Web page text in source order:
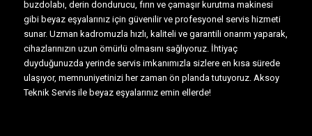
buzdolabı, derin dondurucu, fırın ve çamaşır kurutma makinesi
gibi beyaz eşyalarınız için güvenilir ve profesyonel servis hizmeti
sunar. Uzman kadromuzla hızlı, kaliteli ve garantili onarım yaparak,
cihazlarınızın uzun ömürlü olmasını sağlıyoruz. İhtiyaç
duyduğunuzda yerinde servis imkanımızla sizlere en kısa sürede
ulaşıyor, memnuniyetinizi her zaman ön planda tutuyoruz. Aksoy
Teknik Servis ile beyaz eşyalarınız emin ellerde!